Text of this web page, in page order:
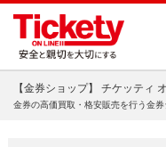
【金券ショップ】 チケッティ
金券の高価買取・格安販売を行う金券